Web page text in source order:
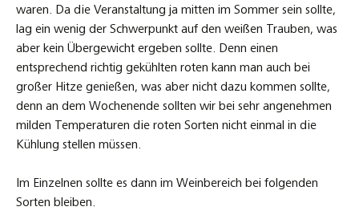
waren. Da die Veranstaltung ja mitten im Sommer sein sollte,
lag ein wenig der Schwerpunkt auf den weißen Trauben, was
aber kein Übergewicht ergeben sollte. Denn einen
entsprechend richtig gekühlten roten kann man auch bei
großer Hitze genießen, was aber nicht dazu kommen sollte,
denn an dem Wochenende sollten wir bei sehr angenehmen
milden Temperaturen die roten Sorten nicht einmal in die
Kühlung stellen müssen.
Im Einzelnen sollte es dann im Weinbereich bei folgenden
Sorten bleiben.